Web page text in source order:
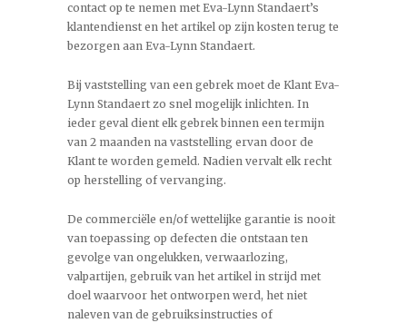
contact op te nemen met Eva-Lynn Standaert’s
klantendienst en het artikel op zijn kosten terug te
bezorgen aan Eva-Lynn Standaert.
Bij vaststelling van een gebrek moet de Klant Eva-
Lynn Standaert zo snel mogelijk inlichten. In
ieder geval dient elk gebrek binnen een termijn
van 2 maanden na vaststelling ervan door de
Klant te worden gemeld. Nadien vervalt elk recht
op herstelling of vervanging.
De commerciële en/of wettelijke garantie is nooit
van toepassing op defecten die ontstaan ten
gevolge van ongelukken, verwaarlozing,
valpartijen, gebruik van het artikel in strijd met
doel waarvoor het ontworpen werd, het niet
naleven van de gebruiksinstructies of